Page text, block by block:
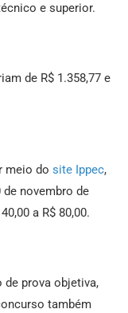
e superior.
de R$ 1.358,77 e
meio do site Ippec,
de novembro de
a R$ 80,00.
prova objetiva,
também